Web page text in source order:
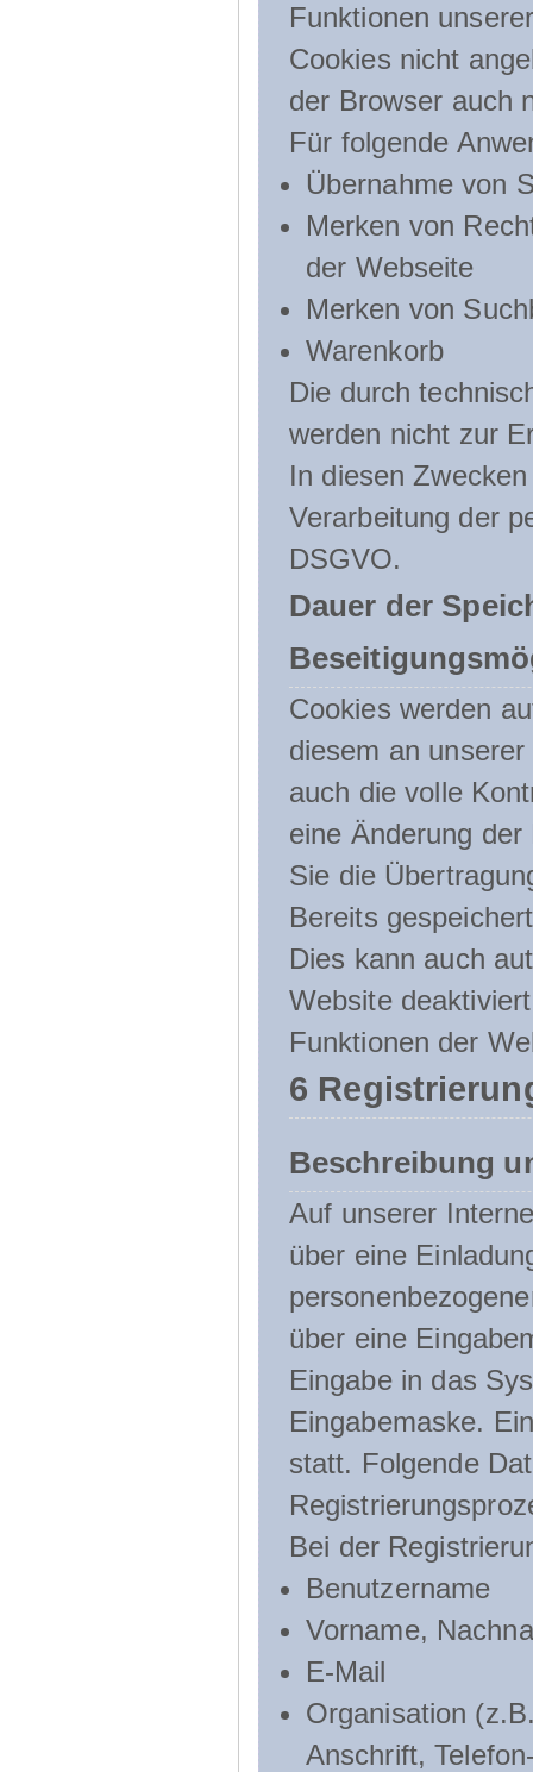
Funktionen
Cookies nicht
der Browser auch
Für folgende
Übernahme von
Merken von
der Webseite
Merken von
Warenkorb
Die durch
werden nicht zur
In diesen
Verarbeitung der
DSGVO.
Dauer der
Cookies werden
diesem an
auch die volle
eine Änderung
Sie die
Bereits
Dies kann auch
Website
Funktionen der
6
Beschreibung
Auf unserer
über eine
über eine
Eingabe in das
Eingabemaske.
statt. Folgende
Bei der
Benutzername
Vorname,
E-Mail
Organisation
Anschrift,